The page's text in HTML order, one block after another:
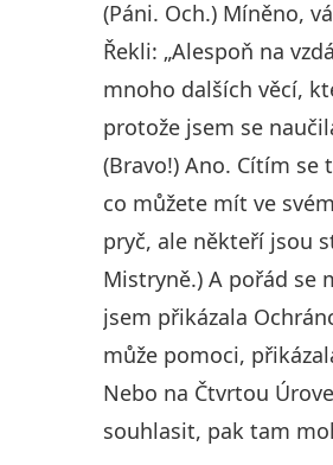
(Páni. Och.) Míněno,
Řekli: „Alespoň na
mnoho dalších věcí,
protože jsem se
(Bravo!) Ano. Cítím
co můžete mít ve
pryč, ale někteří jsou
Mistryně.) A pořád se
jsem přikázala
může pomoci,
Nebo na Čtvrtou
souhlasit, pak tam